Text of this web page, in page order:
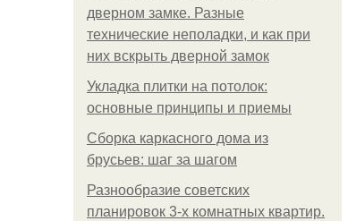
дверном замке. Разные
технические неполадки, и как при
них вскрыть дверной замок
Укладка плитки на потолок:
основные принципы и приемы
Сборка каркасного дома из
брусьев: шаг за шагом
Разнообразие советских
планировок 3-х комнатных квартир.